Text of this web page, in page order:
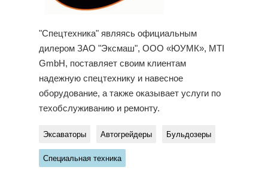
"Спецтехника" являясь официальным
дилером ЗАО "Эксмаш", ООО «ЮУМК», MTI
GmbH, поставляет своим клиентам
надежную спецтехнику и навесное
оборудование, а также оказывает услуги по
техобслуживанию и ремонту.
Эксаваторы Автогрейдеры Бульдозеры
Специальная техника